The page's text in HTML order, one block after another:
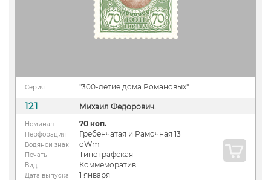
Серия "300-летие дома Романовых".
121 Михаил Федорович.
Номинал 70 коп.
Перфорация Гребенчатая и Рамочная 13
Водяной знак oWm
Печать Типографская
Вид Коммеморатив
Дата выпуска 1 января